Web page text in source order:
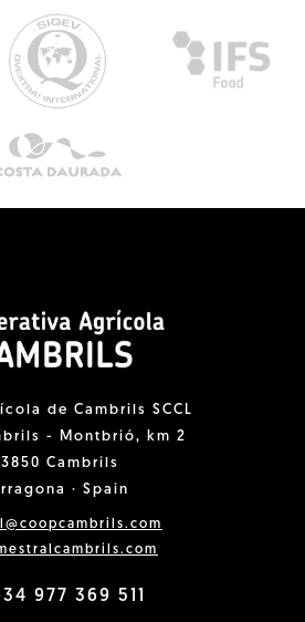
de Cambrils SCCL
- Montbrió, km 2
Cambrils
· Spain
977 369 511